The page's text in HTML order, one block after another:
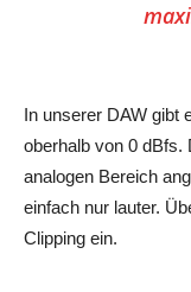
In unserer DAW gibt
oberhalb von 0 dBfs.
analogen Bereich
einfach nur lauter.
Clipping ein.